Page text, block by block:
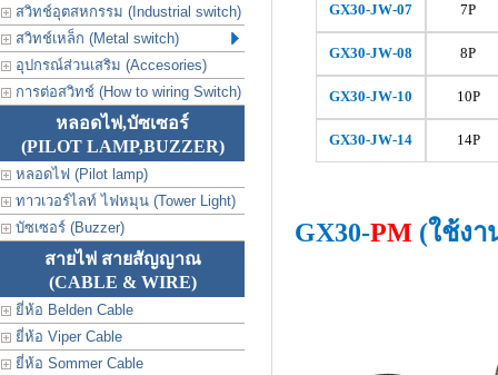
สวิทช์อุตสหกรรม (Industrial switch)
สวิทช์เหล็ก (Metal switch)
อุปกรณ์ส่วนเสริม (Accesories)
การต่อสวิทช์ (How to wiring Switch)
หลอดไฟ,บัซเซอร์
(PILOT LAMP,BUZZER)
หลอดไฟ (Pilot lamp)
ทาวเวอร์ไลท์ ไฟหมุน (Tower Light)
บัซเซอร์ (Buzzer)
สายไฟ สายสัญญาณ
(CABLE & WIRE)
ยี่ห้อ Belden Cable
ยี่ห้อ Viper Cable
ยี่ห้อ Sommer Cable
GX30-JW-07 7P
GX30-JW-08 8P
GX30-JW-10 10P
GX30-JW-14 14P
GX30-PM (ใช้ง